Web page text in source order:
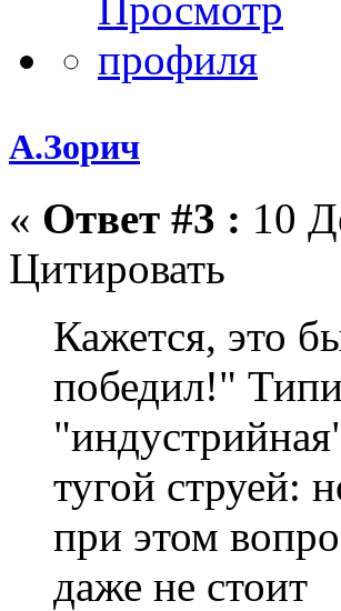
А.Зорич
« Ответ #3 : 10
Цитировать
Кажется, это
победил!"
тугой струей:
при этом
даже не стоит